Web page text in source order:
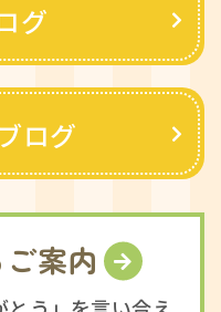
グ
ログ
案内